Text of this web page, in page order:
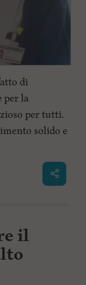
di
per la
per tutti.
solido e
il